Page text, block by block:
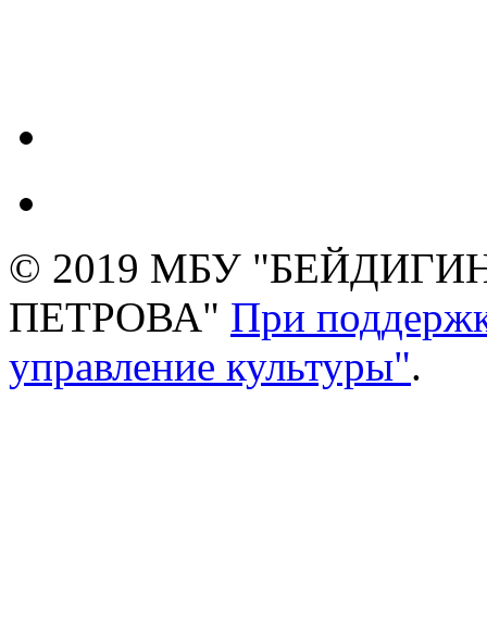
© 2019 МБУ
ПЕТРОВА" При
управление культуры".